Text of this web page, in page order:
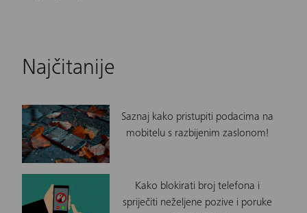
Najčitanije
Saznaj kako pristupiti podacima na
mobitelu s razbijenim zaslonom!
Kako blokirati broj telefona i
spriječiti neželjene pozive i poruke